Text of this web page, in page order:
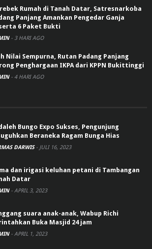
Rumah di Tanah Datar, Satresnarkoba
Panjang Amankan Pengedar Ganja
6 Paket Bukti
- 3 HARI AGO
Nilai Sempurna, Rutan Padang Panjang
Penghargaan IKPA dari KPPN Bukittinggi
- 4 HARI AGO
Bungo Expo Sukses, Pengunjung
Beraneka Ragam Bunga Hias
DARWIS - JULI 16, 2023
dan irigasi keluhan petani di Tambangan
Datar
- APRIL 3, 2023
suara anak-anak, Wabup Richi
Buka Masjid 24 jam
- APRIL 1, 2023